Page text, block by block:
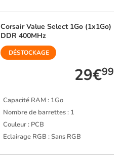
CorsairValue Select 1Go (1x1Go)
DDR 400MHz
DÉSTOCKAGE
29€99
Capacité RAM : 1Go
Nombre de barrettes : 1
Couleur : PCB
Eclairage RGB : Sans RGB